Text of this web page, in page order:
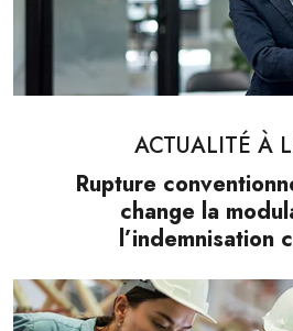
ACTUALITÉ À
Rupture
change la
l’indemnisation